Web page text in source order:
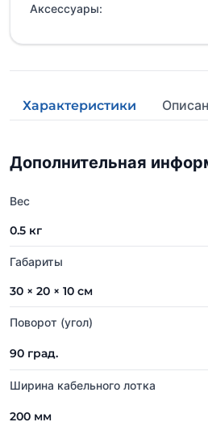
Аксессуары:
Характеристики
Дополнительная
Вес
0.5 кг
Габариты
30 × 20 × 10 см
Поворот (угол)
90 град.
Ширина кабельного лотка
200 мм